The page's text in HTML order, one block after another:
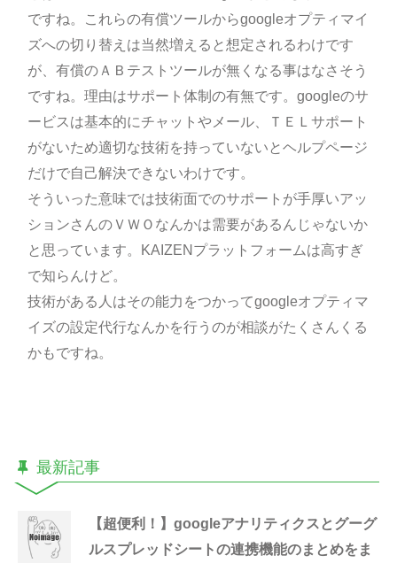
ですね。これらの有償ツールからgoogleオプティマイ
ズへの切り替えは当然増えると想定されるわけです
が、有償のＡＢテストツールが無くなる事はなさそう
ですね。理由はサポート体制の有無です。googleのサ
ービスは基本的にチャットやメール、ＴＥＬサポート
がないため適切な技術を持っていないとヘルプページ
だけで自己解決できないわけです。
そういった意味では技術面でのサポートが手厚いアッ
ションさんのＶＷＯなんかは需要があるんじゃないか
と思っています。KAIZENプラットフォームは高すぎ
で知らんけど。
技術がある人はその能力をつかってgoogleオプティマ
イズの設定代行なんかを行うのが相談がたくさんくる
かもですね。
最新記事
【超便利！】googleアナリティクスとグーグ
ルスプレッドシートの連携機能のまとめをま